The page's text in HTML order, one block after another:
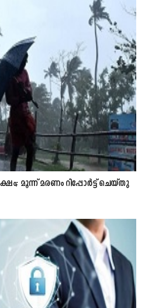
മൂന്ന് മരണം റിപ്പോർട്ട് ചെയ്തു